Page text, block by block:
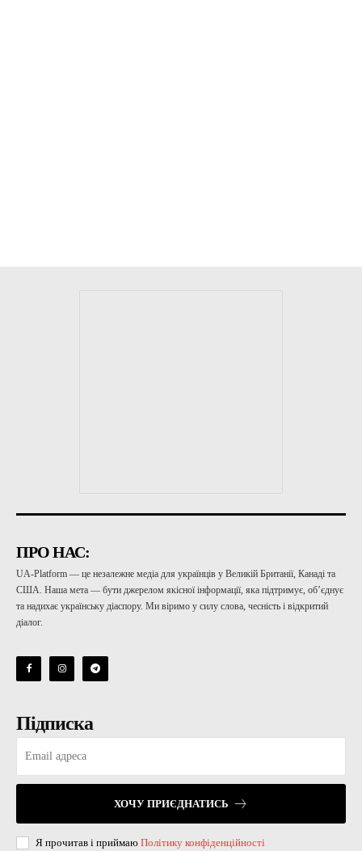
ПРО НАС:
UA-Platform — це незалежне медіа для українців у Великій Британії, Канаді та
США. Наша мета — бути джерелом якісної інформації, яка підтримує, об’єднує
та надихає українську діаспору. Ми віримо у силу слова, чесність і відкритий
діалог.
Підписка
ХОЧУ ПРИЄДНАТИСЬ
Я прочитав і приймаю Політику конфіденційності